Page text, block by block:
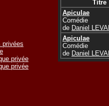
privées
privée
privée
Titre
Apiculae
Comédie
de Daniel
Apiculae
Comédie
de Daniel